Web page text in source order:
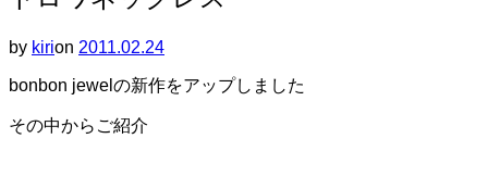
ー
と
ナ
ゲ
ー
by kirion 投
日:
2011.02.24
bonbon jewelの新作をアップしました
その中からご紹介